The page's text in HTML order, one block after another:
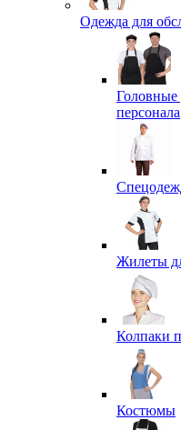
Одежда для
персонала
Жилеты
Колпаки
Костюмы